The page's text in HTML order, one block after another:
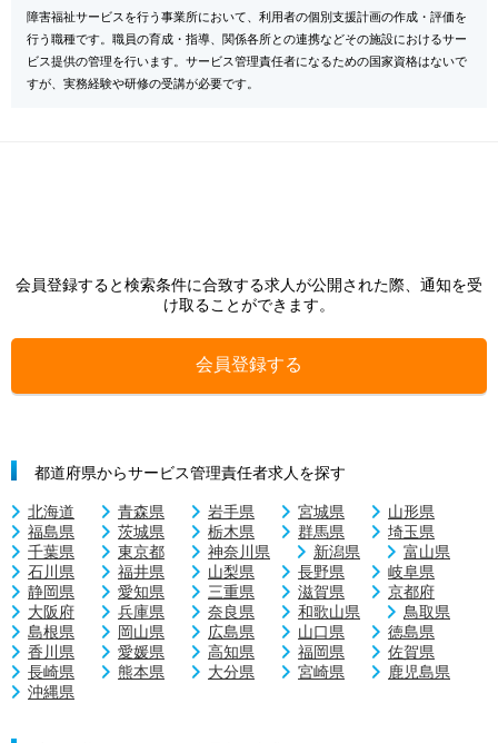
障害福祉サービスを行う事業所において、利用者の個別支援計画の作成・評価を
行う職種です。職員の育成・指導、関係各所との連携などその施設におけるサー
ビス提供の管理を行います。サービス管理責任者になるための国家資格はないで
すが、実務経験や研修の受講が必要です。
会員登録すると検索条件に合致する求人が公開された際、通知を受
け取ることができます。
会員登録する
都道府県からサービス管理責任者求人を探す
北海道 青森県 岩手県 宮城県
山形県
福島県
茨城県 栃木県 群馬県
埼玉県
千葉県
東京都 神奈川県 新潟県
富山県
石川県
福井県 山梨県 長野県
岐阜県
静岡県
愛知県 三重県 滋賀県
京都府
大阪府
兵庫県 奈良県 和歌山県
鳥取県
島根県
岡山県 広島県 山口県
徳島県
香川県
愛媛県 高知県 福岡県
佐賀県
長崎県
熊本県 大分県 宮崎県
鹿児島県
沖縄県